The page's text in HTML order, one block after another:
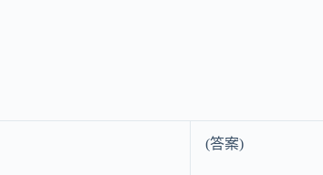
(答案)